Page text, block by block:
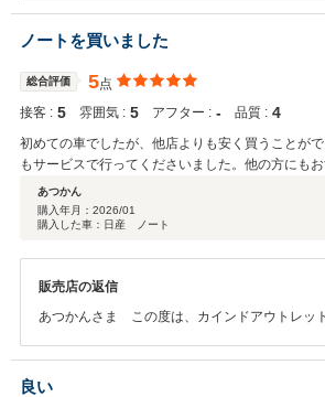
同大変嬉しく思います。オイル交換やメンテナ
で何か御座いましたらお気軽にご連絡下さい。
合いの程宜しくお願い致します。
ノートを買いました
総合評価 5点
接客 : 5 雰囲気 : 5 アフター : ‐ 品質 : 4
初めての車でしたが、他店よりも安く買うことが
もサービスで行ってくださいました。他の方にもお
あつかん
購入年月： 2026/01
購入した車：日産 ノート
販売店の返信
あつかんさま この度は、カインドアウトレッ
変嬉しく思います。オイル交換やメンテナンス
か御座いましたらお気軽にご連絡下さい。今後
良い